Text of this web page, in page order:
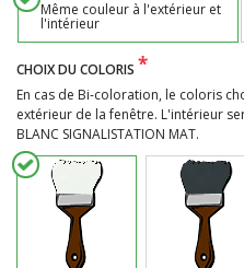
Même couleur à l'extérieur et
l'intérieur
CHOIX DU COLORIS *
En cas de Bi-coloration, le coloris
extérieur de la fenêtre. L'intérieur
BLANC SIGNALISTATION MAT.